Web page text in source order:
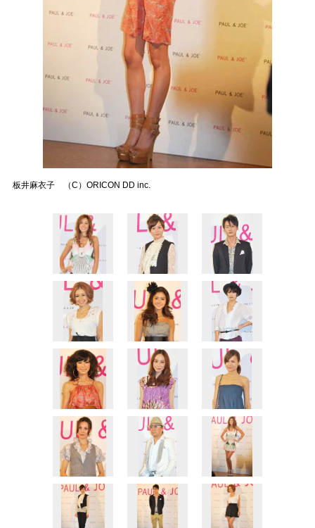
板井麻衣子 （C）ORICON DD inc.